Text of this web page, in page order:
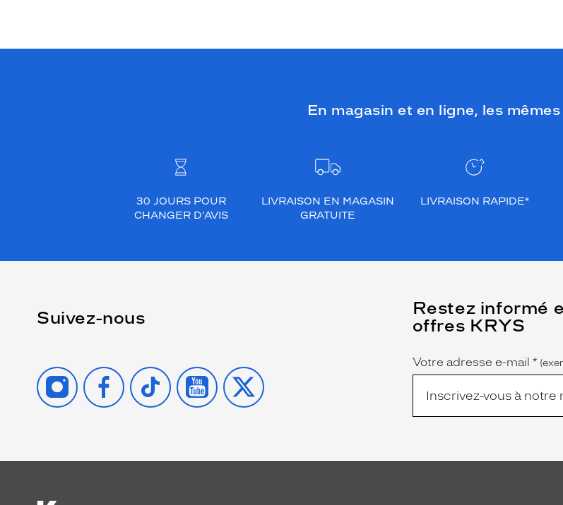
En magasin et en ligne, les
30 JOURS POUR
CHANGER D’AVIS
LIVRAISON EN MAGASIN
GRATUITE
LIVRAISON RAPIDE*
Suivez-nous
INSTAGRAMFACEBOOK
TIKTOK YOUTUBE
X
Restez informé
offres KRYS
Name
Votre adresse e-mail *
(Ce
champ
est
obligatoire)